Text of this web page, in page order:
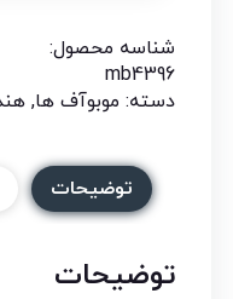
شناسه محصول:
mb4396
دسته: موبوآف ها,
توضیحات
توضیحات